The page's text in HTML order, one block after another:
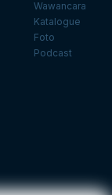
Wawancara
Katalogue
Foto
Podcast